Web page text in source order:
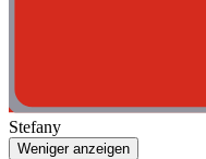
Stefany
Weniger anzeigen